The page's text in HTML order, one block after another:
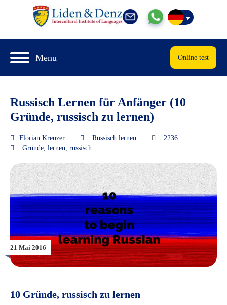
Menu Online test
Russisch Lernen für Anfänger (10
Gründe, russisch zu lernen)
Florian Kreuzer Russisch lernen
2236
Gründe lernen russisch
21 Mai 2016
10 Gründe, russisch zu lernen